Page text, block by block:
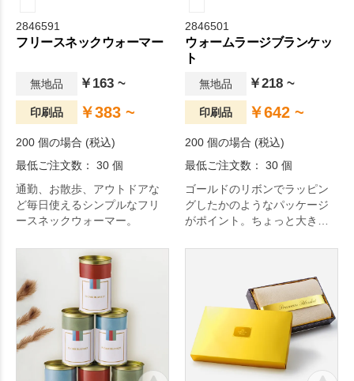
2846591
フリースネックウォーマー
無地品 ￥163 ~
印刷品 ￥383 ~
200 個の場合 (税込)
最低ご注文数： 30 個
通勤、お散歩、アウトドアな
ど毎日使えるシンプルなフリ
ースネックウォーマー。
2846501
ウォームラージブランケッ
ト
無地品 ￥218 ~
印刷品 ￥642 ~
200 個の場合 (税込)
最低ご注文数： 30 個
ゴールドのリボンでラッピン
グしたかのようなパッケージ
がポイント。ちょっと大きめ
す。